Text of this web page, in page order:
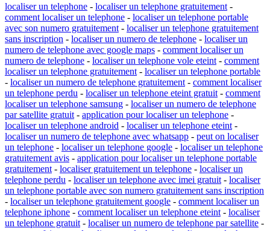
localiser un telephone - localiser un telephone gratuitement -
comment localiser un telephone - localiser un telephone portable
avec son numero gratuitement - localiser un telephone gratuitement
sans inscription - localiser un numero de telephone - localiser un
numero de telephone avec google maps - comment localiser un
numero de telephone - localiser un telephone vole eteint - comment
localiser un telephone gratuitement - localiser un telephone portable
- localiser un numero de telephone gratuitement - comment localiser
un telephone perdu - localiser un telephone eteint gratuit - comment
localiser un telephone samsung - localiser un numero de telephone
par satellite gratuit - application pour localiser un telephone -
localiser un telephone android - localiser un telephone eteint -
localiser un numero de telephone avec whatsapp - peut on localiser
un telephone - localiser un telephone google - localiser un telephone
gratuitement avis - application pour localiser un telephone portable
gratuitement - localiser gratuitement un telephone - localiser un
telephone perdu - localiser un telephone avec imei gratuit - localiser
un telephone portable avec son numero gratuitement sans inscription
- localiser un telephone gratuitement google - comment localiser un
telephone iphone - comment localiser un telephone eteint - localiser
un telephone gratuit - localiser un numero de telephone par satellite -